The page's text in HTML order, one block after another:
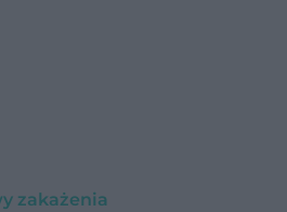
zakażenia